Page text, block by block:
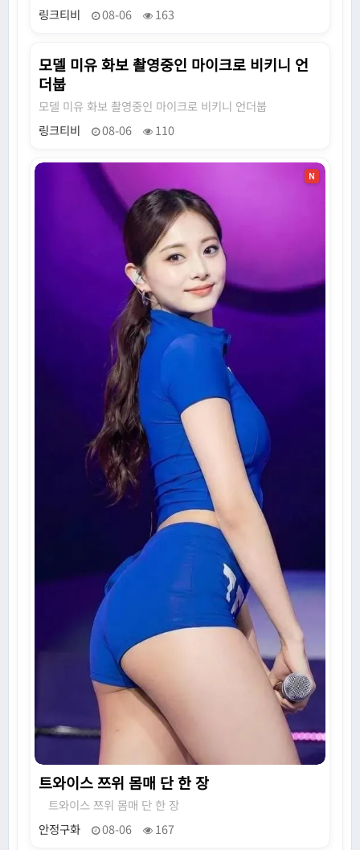
링크티비
08-06 163
모델 미유 화보 촬영중인 마이크로 비키니 언
더붑
모델 미유 화보 촬영중인 마이크로 비키니 언더붑
링크티비
08-06 110
N
트와이스 쯔위 몸매 단 한 장
트와이스 쯔위 몸매 단 한 장
안정구화
08-06 167